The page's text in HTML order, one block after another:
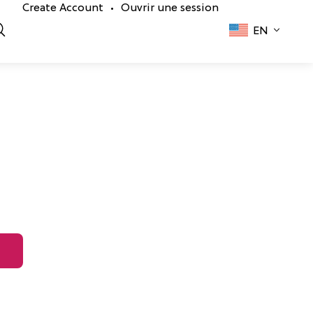
Create Account •
Ouvrir une session
EN